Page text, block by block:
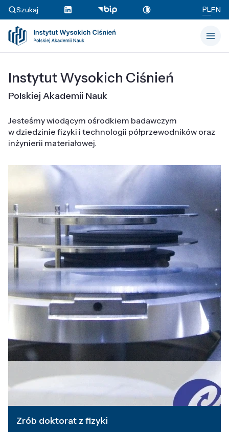
Szukaj PLEN
Instytut Wysokich Ciśnień
Polskiej Akademii Nauk
Jesteśmy wiodącym ośrodkiem badawczym
w dziedzinie fizyki i technologii półprzewodników oraz
inżynierii materiałowej.
Zrób doktorat z fizyki